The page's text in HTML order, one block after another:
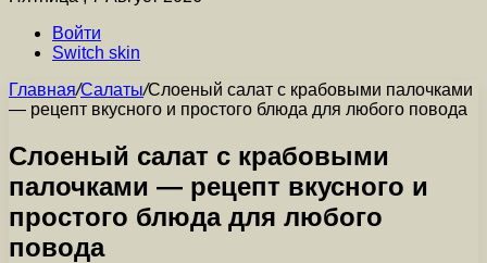
Войти
Switch skin
Главная/Салаты/Слоеный салат с крабовыми палочками
— рецепт вкусного и простого блюда для любого повода
Слоеный салат с крабовыми
палочками — рецепт вкусного и
простого блюда для любого
повода